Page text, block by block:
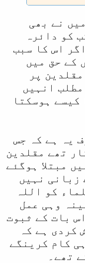
نے بھی
کو دائرہ
اس کا سبب
کے حق میں
پر
انہیں
کیسے ہوسکتا
یہ ہے کہ جس
تھے مقلدین
مبتلا ہوگئے
زبانی نہیں
کو اللہ
وہی عمل
بات کے ثبوت
کردی ہے کہ
کام کرینگے
تھے۔